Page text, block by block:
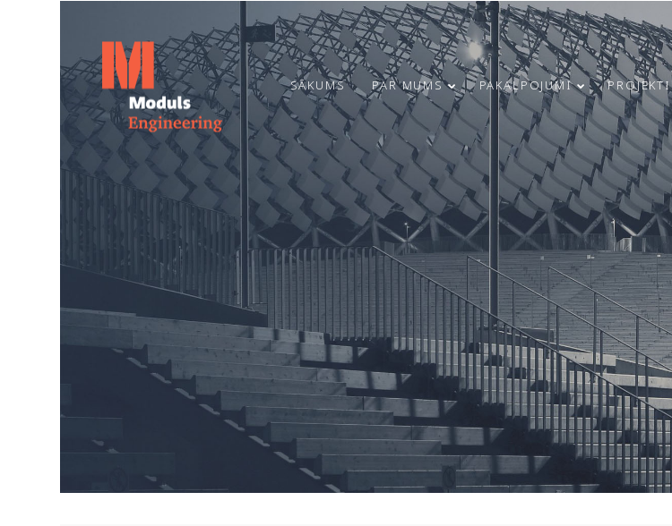
6
TOPOŠĀ OGRES
BĒRNUDĀRZA
PAMATOS IEMŪRĒTA
VĒSTĪJUMU
NĀKAMAJĀM
PAAUDZĒM
21
MARCH
2025
RĪGAS
INFRASTRUKTŪRAS
ATTĪSTĪBA UN
DROŠĪBAS
UZLABOŠANA:
MODULS
ENGINEERING
IEGULDĪJUMS
UGUNSDROŠĪBAS
SISTĒMU IZBŪVĒ
RĪGAS
VALSTSPILSĒTAS
PAŠVALDĪBAS
IZGLĪTĪBAS
IESTĀDĒS
20
JUNE
2024
ENERGOEFEKTIVITĀTES
PAKALPOJUMI
4
MAY
2024
SVEICAM 4. MAIJA
SVĒTKOS!
SĀKUMS PAR MUMS PAKALPOJUMI PROJEKTI